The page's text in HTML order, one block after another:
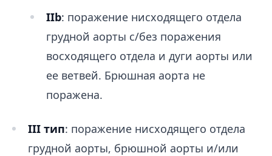
IIb: поражение нисходящего отдела
грудной аорты с/без поражения
восходящего отдела и дуги аорты или
ее ветвей. Брюшная аорта не
поражена.
III тип: поражение нисходящего отдела
грудной аорты, брюшной аорты и/или